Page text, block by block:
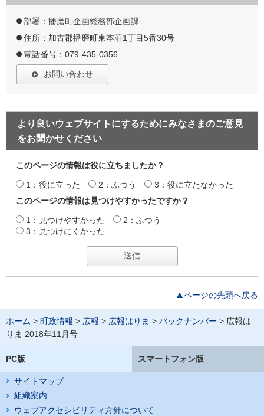
部署：播磨町企画総務部企画課
住所：加古郡播磨町東本荘1丁目5番30号
電話番号：079-435-0356
お問い合わせ
より良いウェブサイトにするためにみなさまのご意見
をお聞かせください
このページの情報は役に立ちましたか？
1：役に立った 2：ふつう
3：役に立たなかった
このページの情報は見つけやすかったですか？
1：見つけやすかった
2：ふつう
3：見つけにくかった
ページの先頭へ戻る
ホーム > 町政情報 > 広報 > 広報はりま > バックナンバー > 広報は
りま 2018年11月号
PC版 スマートフォン版
サイトマップ
組織案内
ウェブアクセシビリティ方針について